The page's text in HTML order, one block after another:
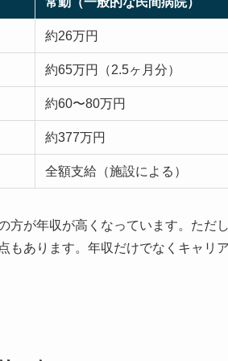
約26万円
約65万円（2.5ヶ月分）
約60〜80万円
約377万円
全額支給（施設による）
方が年収が高くなっています。ただ
もあります。年収だけでなくキャリ